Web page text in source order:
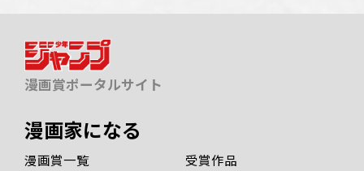
漫画賞ポータルサイト
漫画家になる
漫画賞一覧
受賞作品